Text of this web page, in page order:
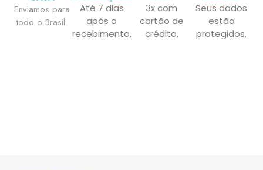
Enviamos para
todo o Brasil.
Até 7 dias
após o
recebimento.
3x com
cartão de
crédito.
Seus dados
estão
protegidos.